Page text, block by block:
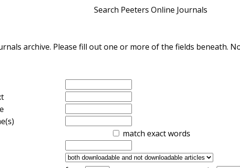
Search Peeters Online Journals
archive. Please fill out one or more of the fields beneath.
match exact words